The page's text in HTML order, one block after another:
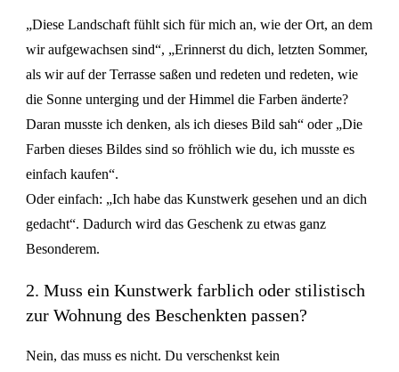
„Diese Landschaft fühlt sich für mich an, wie der Ort, an dem
wir aufgewachsen sind“, „Erinnerst du dich, letzten Sommer,
als wir auf der Terrasse saßen und redeten und redeten, wie
die Sonne unterging und der Himmel die Farben änderte?
Daran musste ich denken, als ich dieses Bild sah“ oder „Die
Farben dieses Bildes sind so fröhlich wie du, ich musste es
einfach kaufen“.
Oder einfach: „Ich habe das Kunstwerk gesehen und an dich
gedacht“. Dadurch wird das Geschenk zu etwas ganz
Besonderem.
2. Muss ein Kunstwerk farblich oder stilistisch
zur Wohnung des Beschenkten passen?
Nein, das muss es nicht. Du verschenkst kein